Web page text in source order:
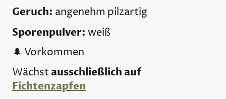
Geruch: angenehm pilzartig
Sporenpulver: weiß
🌲 Vorkommen
Wächstausschließlich auf
Fichtenzapfen